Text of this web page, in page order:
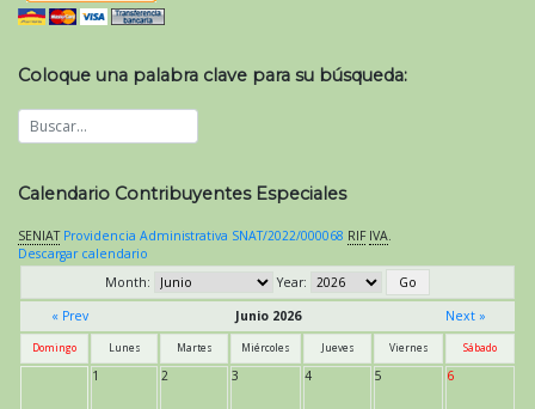
Coloque una palabra clave para su búsqueda:
Calendario Contribuyentes Especiales
SENIAT Providencia Administrativa SNAT/2022/000068 RIF IVA.
Descargar calendario
Month:
Year:
« Prev
Junio 2026 Next »
Domingo Lunes Martes Miércoles Jueves Viernes Sábado
1 2 3 4 5 6